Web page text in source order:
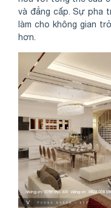
và đẳng cấp. Sự pha
làm cho không gian
hơn.